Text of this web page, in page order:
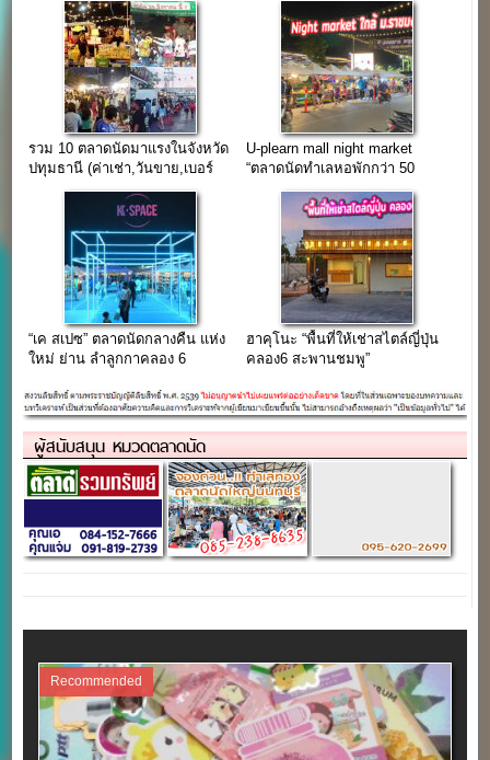
รวม 10 ตลาดนัดมาแรงในจังหวัด
ปทุมธานี (ค่าเช่า,วันขาย,เบอร์
U-plearn mall night market
“ตลาดนัดทำเลหอพักกว่า 50
โครงการ ใกล้ ม.ราชมงคลคลอง
“เค สเปซ” ตลาดนัดกลางคืน แห่ง
ใหม่ ย่าน ลำลูกกาคลอง 6
ฮาคุโนะ “พื้นที่ให้เช่าสไตล์ญี่ปุ่น
คลอง6 สะพานชมพู”
ผู้สนับสนุน หมวดตลาดนัด
Recommended